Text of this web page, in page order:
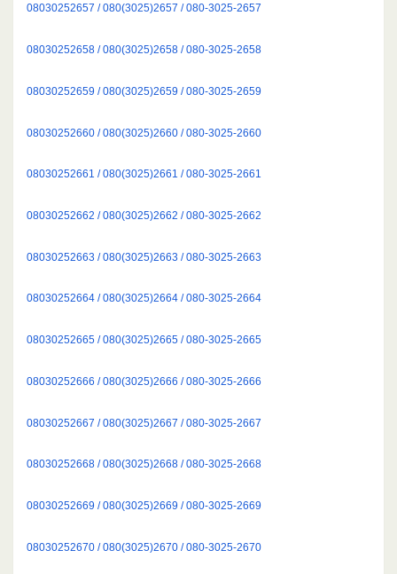
08030252657 / 080(3025)2657 / 080-3025-2657
08030252658 / 080(3025)2658 / 080-3025-2658
08030252659 / 080(3025)2659 / 080-3025-2659
08030252660 / 080(3025)2660 / 080-3025-2660
08030252661 / 080(3025)2661 / 080-3025-2661
08030252662 / 080(3025)2662 / 080-3025-2662
08030252663 / 080(3025)2663 / 080-3025-2663
08030252664 / 080(3025)2664 / 080-3025-2664
08030252665 / 080(3025)2665 / 080-3025-2665
08030252666 / 080(3025)2666 / 080-3025-2666
08030252667 / 080(3025)2667 / 080-3025-2667
08030252668 / 080(3025)2668 / 080-3025-2668
08030252669 / 080(3025)2669 / 080-3025-2669
08030252670 / 080(3025)2670 / 080-3025-2670